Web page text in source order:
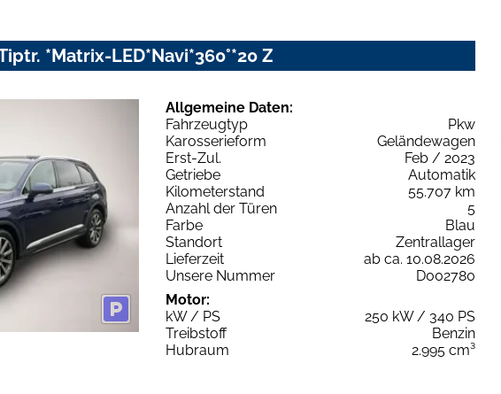
*Matrix-LED*Navi*360°*20 Z
Allgemeine Daten:
Fahrzeugtyp
Pkw
Karosserieform
Geländewagen
Erst-Zul.
Feb / 2023
Getriebe
Automatik
Kilometerstand
55.707 km
Anzahl der Türen
5
Farbe
Blau
Standort
Zentrallager
Lieferzeit
ab ca. 10.08.2026
Unsere Nummer
D002780
Motor:
kW / PS
250 kW / 340 PS
Treibstoff
Benzin
Hubraum
2.995 cm³